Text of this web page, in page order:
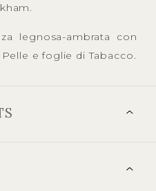
legnosa-ambrata con
e foglie di Tabacco.